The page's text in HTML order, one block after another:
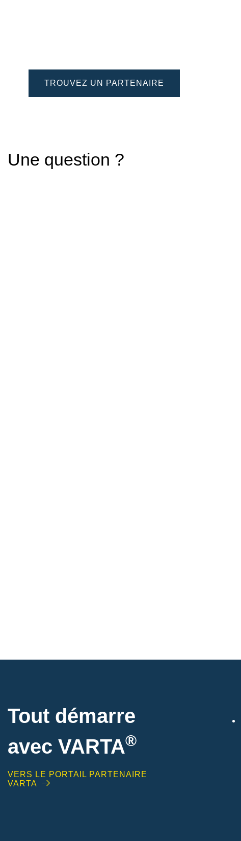
TROUVEZ UN PARTENAIRE
Une question ?
Tout démarre
avec VARTA®
VERS LE PORTAIL PARTENAIRE
VARTA